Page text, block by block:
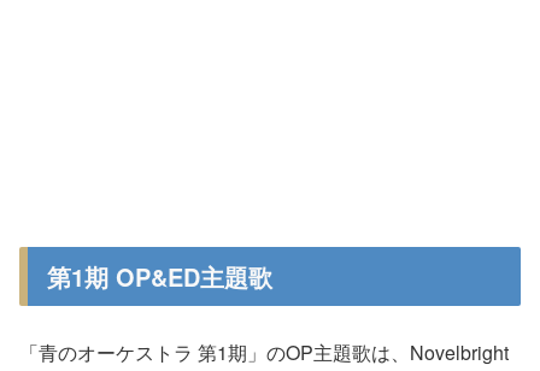
第1期 OP&ED主題歌
「青のオーケストラ 第1期」のOP主題歌は、Novelbright